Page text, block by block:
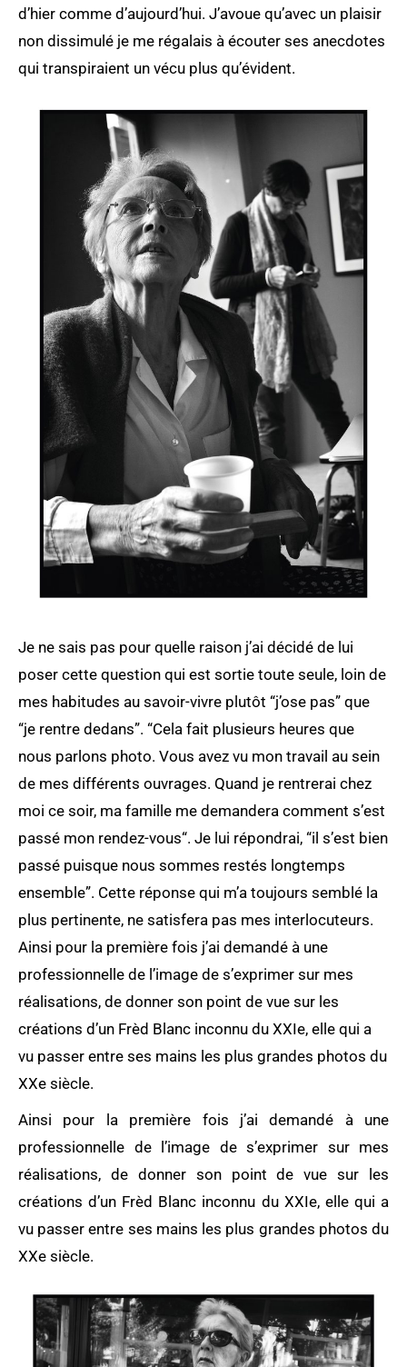
d’hier comme d’aujourd’hui. J’avoue qu’avec un plaisir
non dissimulé je me régalais à écouter ses anecdotes
qui transpiraient un vécu plus qu’évident.
Je ne sais pas pour quelle raison j’ai décidé de lui
poser cette question qui est sortie toute seule, loin de
mes habitudes au savoir-vivre plutôt “j’ose pas” que
“je rentre dedans”. “Cela fait plusieurs heures que
nous parlons photo. Vous avez vu mon travail au sein
de mes différents ouvrages. Quand je rentrerai chez
moi ce soir, ma famille me demandera comment s’est
passé mon rendez-vous“. Je lui répondrai, “il s’est bien
passé puisque nous sommes restés longtemps
ensemble”. Cette réponse qui m’a toujours semblé la
plus pertinente, ne satisfera pas mes interlocuteurs.
Ainsi pour la première fois j’ai demandé à une
professionnelle de l’image de s’exprimer sur mes
réalisations, de donner son point de vue sur les
créations d’un Frèd Blanc inconnu du XXIe, elle qui a
vu passer entre ses mains les plus grandes photos du
XXe siècle.
Ainsi pour la première fois j’ai demandé à une
professionnelle de l’image de s’exprimer sur mes
réalisations, de donner son point de vue sur les
créations d’un Frèd Blanc inconnu du XXIe, elle qui a
vu passer entre ses mains les plus grandes photos du
XXe siècle.